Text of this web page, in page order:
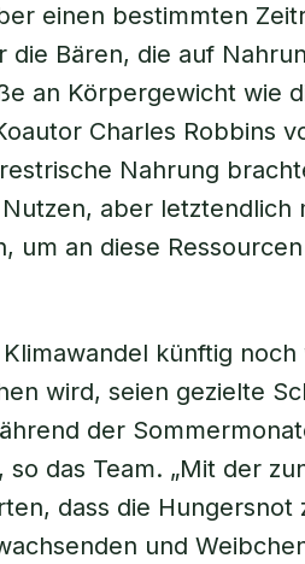
einen bestimmten
die Bären, die auf
an Körpergewicht wie
Charles Robbins
Nahrung
aber letztendlich
um an diese Ressourcen
künftig
wird, seien gezielte
der
das Team. „Mit der
dass die Hungersnot
und